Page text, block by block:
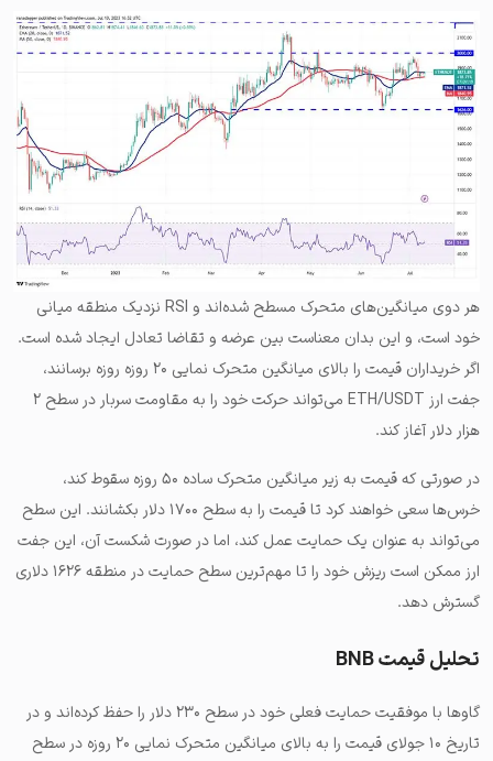
هر دوی میانگین‌های متحرک مسطح شده‌اند و RSI نزدیک منطقه میانی
خود است، و این بدان معناست بین عرضه و تقاضا تعادل ایجاد شده است.
اگر خریداران قیمت را بالای میانگین متحرک نمایی ۲۰ روزه روزه برسانند،
جفت ارز ETH/USDT می‌تواند حرکت خود را به مقاومت سربار در سطح ۲
هزار دلار آغاز کند.
در صورتی که قیمت به زیر میانگین متحرک ساده ۵۰ روزه سقوط کند،
خرس‌ها سعی خواهند کرد تا قیمت را به سطح ۱۷۰۰ دلار بکشانند. این سطح
می‌تواند به عنوان یک حمایت عمل کند، اما در صورت شکست آن، این جفت
ارز ممکن است ریزش خود را تا مهم‌ترین سطح حمایت در منطقه ۱۶۲۶ دلاری
گسترش دهد.
تحلیل قیمت BNB
گاوها با موفقیت حمایت فعلی خود در سطح ۲۳۰ دلار را حفظ کرده‌اند و در
تاریخ ۱۰ جولای قیمت را به بالای میانگین متحرک نمایی ۲۰ روزه در سطح